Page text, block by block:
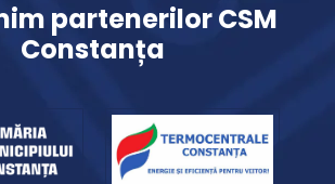
partenerilor CSM
Constanța